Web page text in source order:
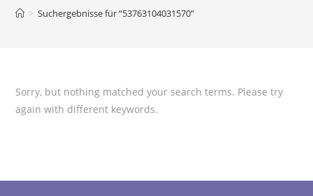
> Suchergebnisse für“53763104031570”
Sorry, but nothing matched your search terms. Please try
again with different keywords.